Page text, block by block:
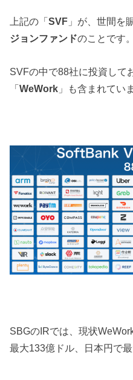
上記の「SVF 」が、世間を
ジョンファンドのことです。
SVFの中で88社に投資して
「WeWork 」も含まれてい
SBGのIRでは、現状
最大133億ドル、日本円で